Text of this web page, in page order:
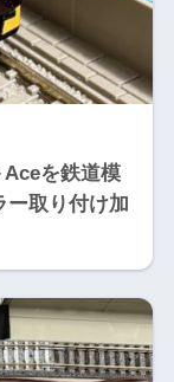
を鉄道模
取り付け加